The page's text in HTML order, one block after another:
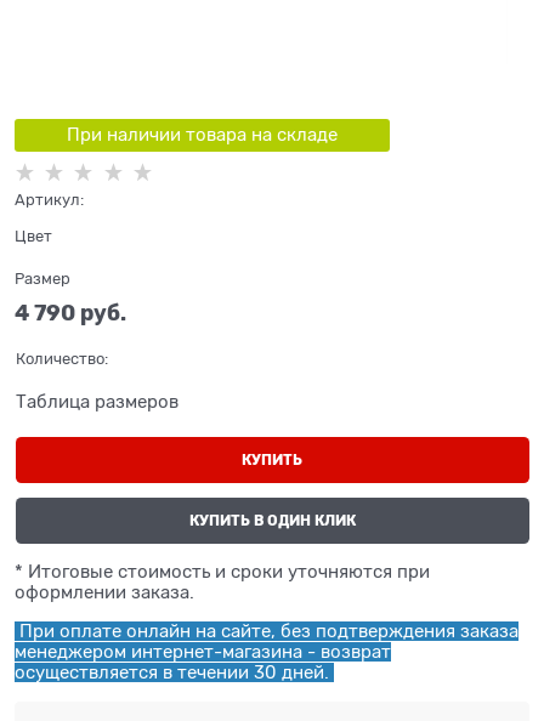
При наличии товара на складе
Артикул:
Цвет
Размер
4 790 руб.
Количество:
Таблица размеров
КУПИТЬ
КУПИТЬ В ОДИН КЛИК
* Итоговые стоимость и сроки уточняются при
оформлении заказа.
При оплате онлайн на сайте, без подтверждения заказа
менеджером интернет-магазина - возврат
осуществляется в течении 30 дней.